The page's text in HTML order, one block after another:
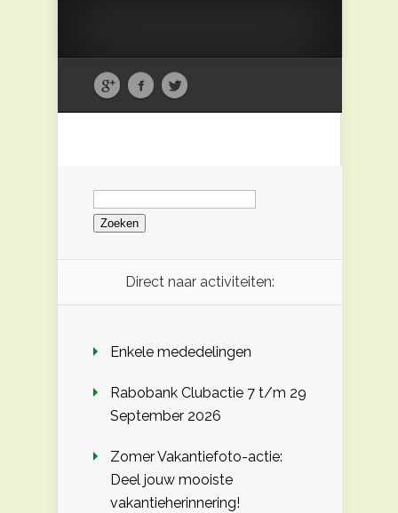
Zoeken
naar:
Direct naar activiteiten:
Enkele mededelingen
Rabobank Clubactie 7 t/m 29
September 2026
Zomer Vakantiefoto-actie:
Deel jouw mooiste
vakantieherinnering!